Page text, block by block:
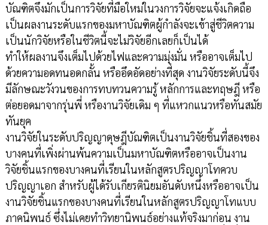
บัณฑิตจึงมักเป็นการวิจัยที่มือใหม่ในวงการวิจัยจะแจ้งเกิดถือ
เป็นผลงานระดับแรกของมหาบัณฑิตผู้กำลังจะเข้าสู่ชีวิตความ
เป็นนักวิจัยหรือในชีวิตนี้จะไม่วิจัยอีกเลยก็เป็นได้
ทำให้ผลงานจึงเต็มไปด้วยไฟและความมุ่งมั่น หรืออาจเต็มไป
ด้วยความอดทนอดกลั้น หรืออึดอัดอย่างที่สุด งานวิจัยระดับนี้จึง
มีลักษณะวังวนของการทบทวนความรู้ หลักการและทฤษฎี หรือ
ต่อยอดมาจากรุ่นพี่ หรืองานวิจัยเดิม ๆ ที่แหวกแนวหรือทันสมัย
ทันยุค
งานวิจัยในระดับปริญญาดุษฎีบัณฑิตเป็นงานวิจัยชิ้นที่สองของ
บางคนที่เพิ่งผ่านพ้นความเป็นมหาบัณฑิตหรืออาจเป็นงาน
วิจัยชิ้นแรกของบางคนที่เรียนในหลักสูตรปริญญาโทควบ
ปริญญาเอก สำหรับผู้ได้รับเกียรตินิยมอันดับหนึ่งหรืออาจเป็น
งานวิจัยชิ้นแรกของบางคนที่เรียนในหลักสูตรปริญญาโทแบบ
ภาคนิพนธ์ ซึ่งไม่เคยทำวิทยานิพนธ์อย่างแท้จริงมาก่อน งาน